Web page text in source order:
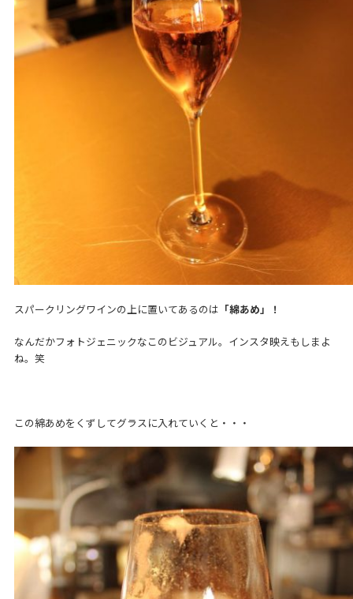
スパークリングワインの上に置いてあるのは 「綿あめ」！
なんだかフォトジェニックなこのビジュアル。インスタ映えもしまよ
ね。笑
この綿あめをくずしてグラスに入れていくと・・・